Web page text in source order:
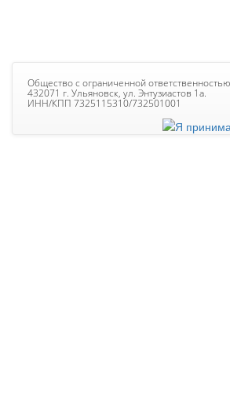
Общество с ограниченной
432071 г. Ульяновск, ул. Энтузиастов 1а.
ИНН/КПП 7325115310/732501001